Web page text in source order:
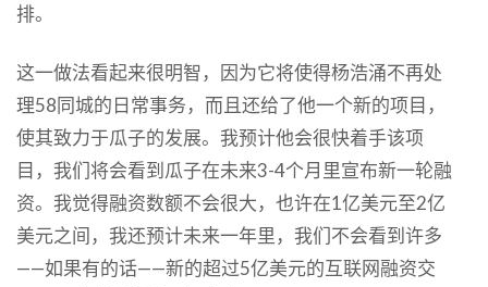
排。
这一做法看起来很明智，因为它将使得杨浩涌不再处
理58同城的日常事务，而且还给了他一个新的项目，
使其致力于瓜子的发展。我预计他会很快着手该项
目，我们将会看到瓜子在未来3-4个月里宣布新一轮融
资。我觉得融资数额不会很大，也许在1亿美元至2亿
美元之间，我还预计未来一年里，我们不会看到许多
——如果有的话——新的超过5亿美元的互联网融资交